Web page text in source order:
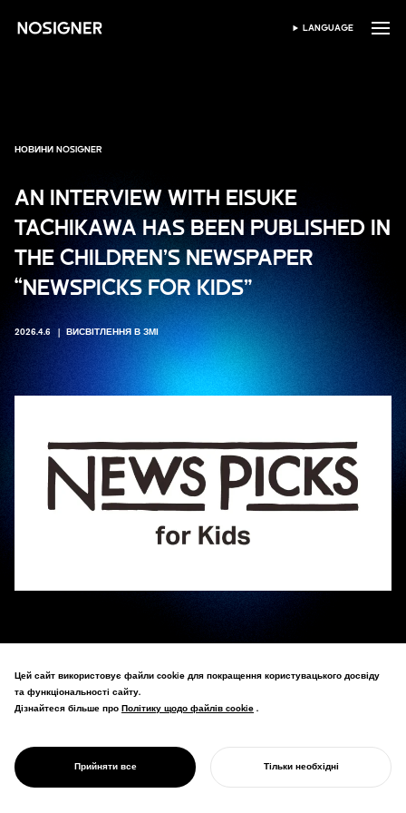
ГОЛОВНА
ВИБЕРІТЬ МОВУ
LANGUAGE
НОВИНИ NOSIGNER
AN INTERVIEW WITH EISUKE
TACHIKAWA HAS BEEN PUBLISHED IN
THE CHILDREN’S NEWSPAPER
“NEWSPICKS FOR KIDS”
2026.4.6 ВИСВІТЛЕННЯ В ЗМІ
NOSIGNER（ノザイナー）代表『進化思考』著書 太刀川英輔が、小中学生向けの子ども向け
新聞「NewsPicks for Kids」の特集「WORLD FULL LIFE」において、生物多様性と進化の仕
組みに関するインタビューを受けました。
問いを立て、考えをアウトプットするための「イシュー」を届けています。
今回の特集では、気候変動や環境破壊による絶滅危機が叫ばれる一方で、新たな生物の発見
Цей сайт використовує файли cookie для покращення користувацького досвіду
та функціональності сайту.
Дізнайтеся більше про Політику щодо файлів cookie
Політику щодо файлів cookie .
Прийняти все Тільки необхідні